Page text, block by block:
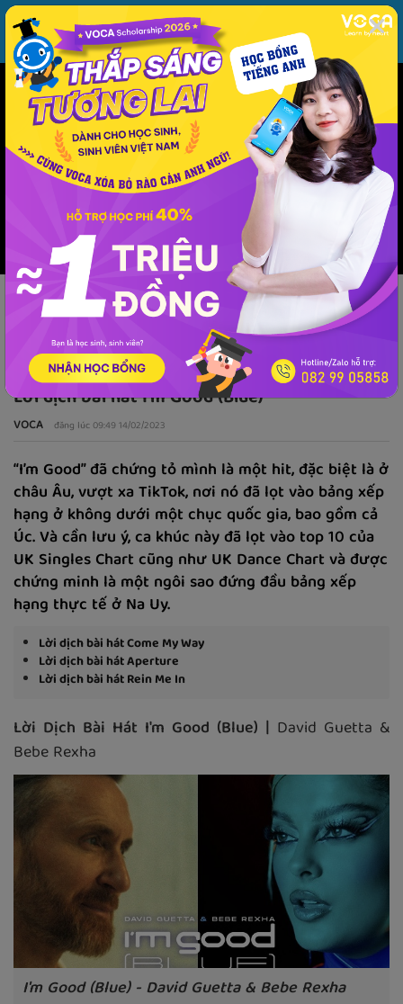
MENU ĐĂNG NHẬP
VOCA Từ vựng Ngữ pháp Mẫu câu Học phát âm Giao tiếp Luyện viết
Lời dịch
Âm nhạc
Lời dịch
Lời dịch bài hát I'm Good (Blue)
VOCA đăng lúc 09:49 14/02/2023
“I’m Good” đã chứng tỏ mình là một hit, đặc biệt là ở
châu Âu, vượt xa TikTok, nơi nó đã lọt vào bảng xếp
hạng ở không dưới một chục quốc gia, bao gồm cả
Úc. Và cần lưu ý, ca khúc này đã lọt vào top 10 của
UK Singles Chart cũng như UK Dance Chart và được
chứng minh là một ngôi sao đứng đầu bảng xếp
hạng thực tế ở Na Uy.
Lời dịch bài hát Come My Way
Lời dịch bài hát Aperture
Lời dịch bài hát Rein Me In
Lời Dịch Bài Hát I'm Good (Blue) | David Guetta &
Bebe Rexha
I'm Good (Blue) - David Guetta & Bebe Rexha